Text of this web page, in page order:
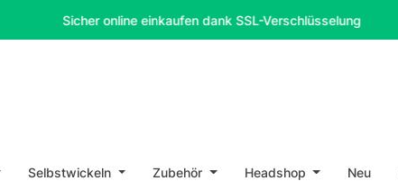
Sicher online einkaufen dank SSL-Verschlüsselung
Selbstwickeln Zubehör Headshop Neu